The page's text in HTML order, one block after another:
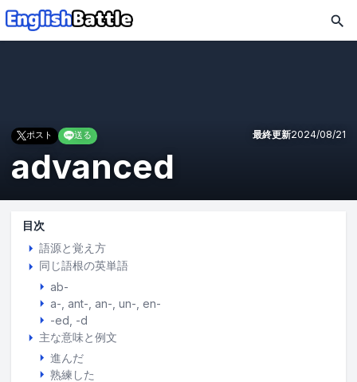
ポスト 送る 最終更新2024/08/21
advanced
目次
語源と覚え方
同じ語根の英単語
ab-
a- ant- an- un- en-
-ed, -d
主な意味と例文
進んだ
熟練した